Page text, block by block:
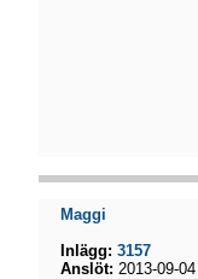
Maggi
Inlägg: 3157
Anslöt: 2013-09-04